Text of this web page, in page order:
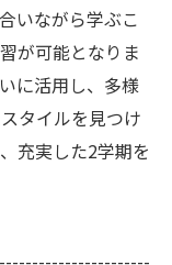
いながら学ぶこ
が可能となりま
に活用し、多様
タイルを見つけ
充実した2学期を